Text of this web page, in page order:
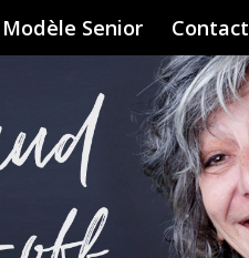
Modèle Senior Contact